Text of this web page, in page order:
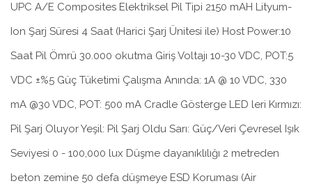
UPC A/E Composites Elektriksel Pil Tipi 2150 mAH Lityum-
Ion Şarj Süresi 4 Saat (Harici Şarj Ünitesi ile) Host Power:10
Saat Pil Ömrü 30.000 okutma Giriş Voltajı 10-30 VDC, POT:5
VDC ±%5 Güç Tüketimi Çalışma Anında: 1A @ 10 VDC, 330
mA @30 VDC, POT: 500 mA Cradle Gösterge LED leri Kırmızı:
Pil Şarj Oluyor Yeşil: Pil Şarj Oldu Sarı: Güç/Veri Çevresel Işık
Seviyesi 0 - 100,000 lux Düşme dayanıklılığı 2 metreden
beton zemine 50 defa düşmeye ESD Koruması (Air